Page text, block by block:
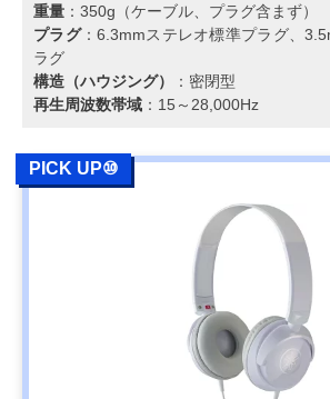
重量 ：350g（ケーブル、プラグ含まず）
プラグ：6.3mmステレオ標準プラグ、
ラグ
構造（ハウジング）
：密閉型
再生周波数帯域 ：15～28,000Hz
PICK UP⑩